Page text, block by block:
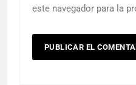
este navegador para la